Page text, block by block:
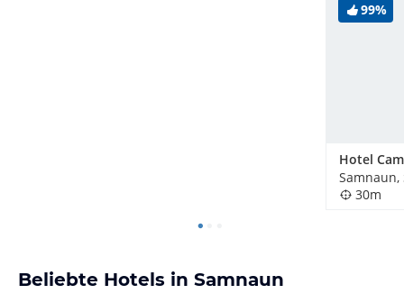
99%
Hotel
Samnaun,
30m
Beliebte Hotels in Samnaun